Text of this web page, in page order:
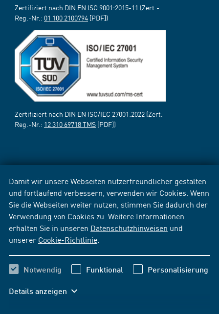
Damit wir unsere Webseiten nutzerfreundlicher gestalten
und fortlaufend verbessern, verwenden wir Cookies. Wenn
Sie die Webseiten weiter nutzen, stimmen Sie dadurch der
Verwendung von Cookies zu. Weitere Informationen
erhalten Sie in unseren Datenschutzhinweisen und
unserer Cookie-Richtlinie
Notwendig Funktional Personalisierung
Details anzeigen
Zertifiziert nach DIN EN ISO 9001:2015-11 (Zert.-
Reg.-Nr.: 01 100 2100794 [PDF])
Zertifiziert nach DIN EN ISO/IEC 27001:2022 (Zert.-
Reg.-Nr.: 12 310 69718 TMS [PDF])